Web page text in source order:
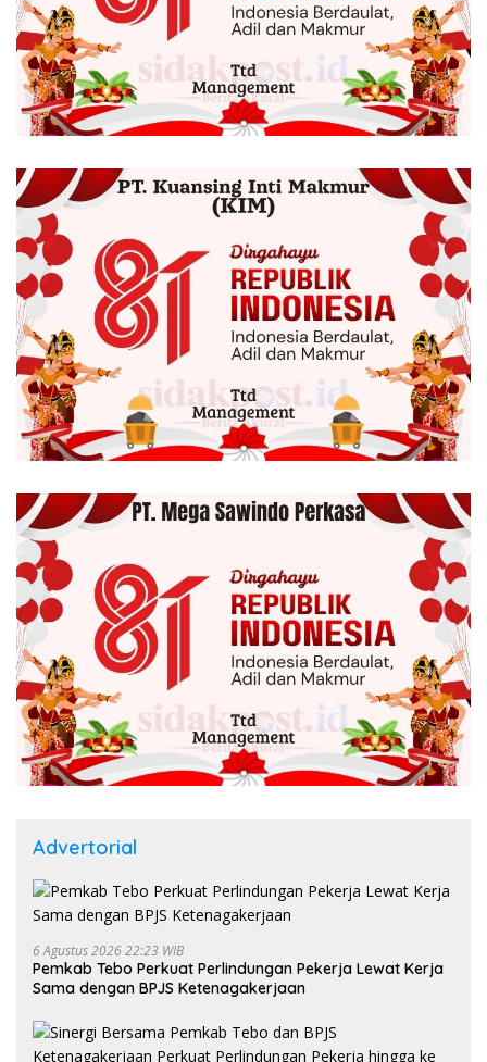
Advertorial
6 Agustus 2026 22:23 WIB
Pemkab Tebo Perkuat Perlindungan Pekerja Lewat Kerja
Sama dengan BPJS Ketenagakerjaan